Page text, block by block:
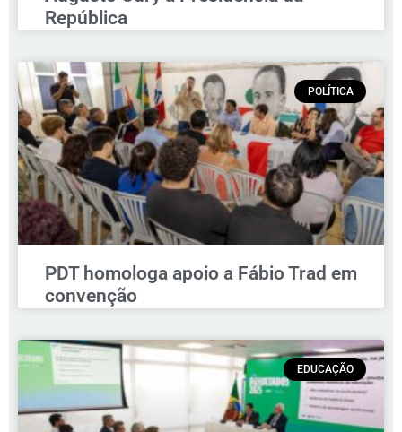
República
POLÍTICA
PDT homologa apoio a Fábio Trad em
convenção
EDUCAÇÃO